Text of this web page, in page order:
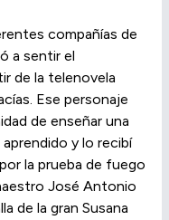
compañías de
a sentir el
de la telenovela
Ese personaje
de enseñar una
y lo recibí
la prueba de fuego
José Antonio
de la gran Susana